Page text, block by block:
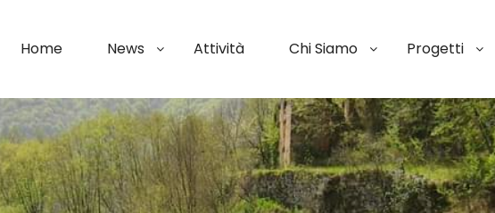
Home News Attività Chi Siamo Progetti